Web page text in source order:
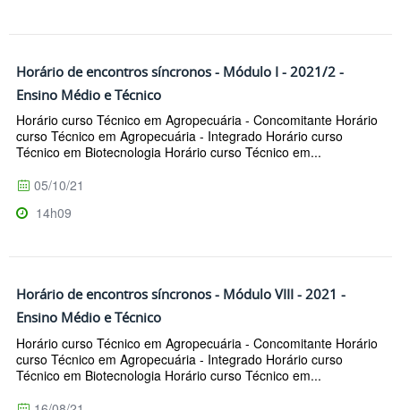
Horário de encontros síncronos - Módulo I - 2021/2 -
Ensino Médio e Técnico
Horário curso Técnico em Agropecuária - Concomitante Horário
curso Técnico em Agropecuária - Integrado Horário curso
Técnico em Biotecnologia Horário curso Técnico em...
05/10/21
14h09
Horário de encontros síncronos - Módulo VIII - 2021 -
Ensino Médio e Técnico
Horário curso Técnico em Agropecuária - Concomitante Horário
curso Técnico em Agropecuária - Integrado Horário curso
Técnico em Biotecnologia Horário curso Técnico em...